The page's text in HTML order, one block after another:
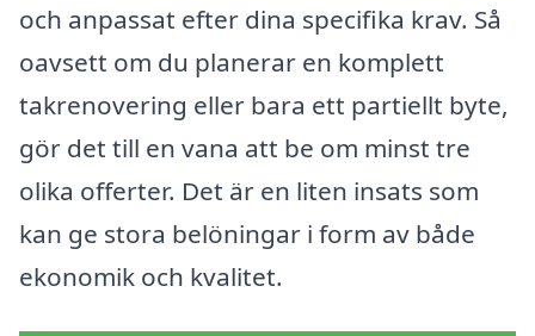
och anpassat efter dina specifika krav. Så
oavsett om du planerar en komplett
takrenovering eller bara ett partiellt byte,
gör det till en vana att be om minst tre
olika offerter. Det är en liten insats som
kan ge stora belöningar i form av både
ekonomik och kvalitet.